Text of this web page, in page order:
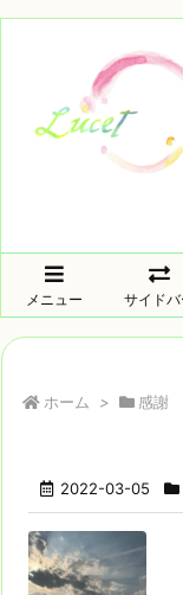
メニュー サイドバ
ホーム > 感謝
2022-03-05